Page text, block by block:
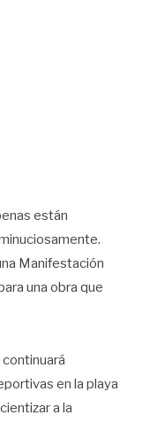
están
Manifestación
una obra que
en la playa
a la